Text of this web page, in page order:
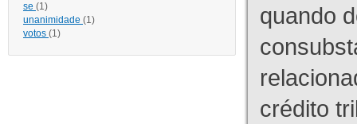
se (1)
unanimidade (1)
votos (1)
quando
crédito